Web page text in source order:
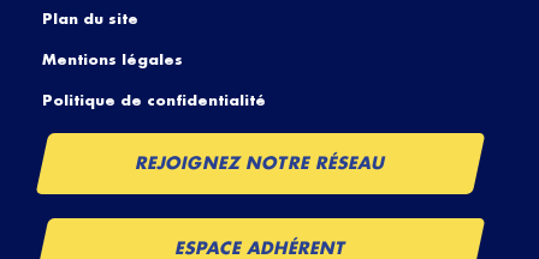
Plan du site
Mentions légales
Politique de confidentialité
REJOIGNEZ NOTRE RÉSEAU
ESPACE ADHÉRENT